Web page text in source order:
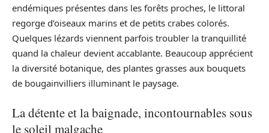
endémiques présentes dans les forêts proches, le littoral
regorge d’oiseaux marins et de petits crabes colorés.
Quelques lézards viennent parfois troubler la tranquillité
quand la chaleur devient accablante. Beaucoup apprécient
la diversité botanique, des plantes grasses aux bouquets
de bougainvilliers illuminant le paysage.
La détente et la baignade, incontournables sous
le soleil malgache